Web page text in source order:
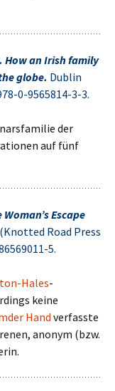
How an Irish family
globe. Dublin
0-9565814-3-3.
der
auf fünf
Escape
Road Press
5.
Hales-
keine
Hand verfasste
anonym (bzw.